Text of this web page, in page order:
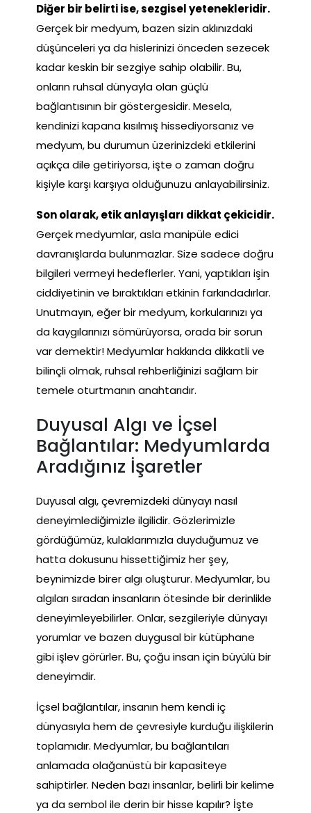
Diğer bir belirti ise, sezgisel yetenekleridir.
Gerçek bir medyum, bazen sizin aklınızdaki
düşünceleri ya da hislerinizi önceden sezecek
kadar keskin bir sezgiye sahip olabilir. Bu,
onların ruhsal dünyayla olan güçlü
bağlantısının bir göstergesidir. Mesela,
kendinizi kapana kısılmış hissediyorsanız ve
medyum, bu durumun üzerinizdeki etkilerini
açıkça dile getiriyorsa, işte o zaman doğru
kişiyle karşı karşıya olduğunuzu anlayabilirsiniz.
Son olarak, etik anlayışları dikkat çekicidir.
Gerçek medyumlar, asla manipüle edici
davranışlarda bulunmazlar. Size sadece doğru
bilgileri vermeyi hedeflerler. Yani, yaptıkları işin
ciddiyetinin ve bıraktıkları etkinin farkındadırlar.
Unutmayın, eğer bir medyum, korkularınızı ya
da kaygılarınızı sömürüyorsa, orada bir sorun
var demektir! Medyumlar hakkında dikkatli ve
bilinçli olmak, ruhsal rehberliğinizi sağlam bir
temele oturtmanın anahtarıdır.
Duyusal Algı ve İçsel
Bağlantılar: Medyumlarda
Aradığınız İşaretler
Duyusal algı, çevremizdeki dünyayı nasıl
deneyimlediğimizle ilgilidir. Gözlerimizle
gördüğümüz, kulaklarımızla duyduğumuz ve
hatta dokusunu hissettiğimiz her şey,
beynimizde birer algı oluşturur. Medyumlar, bu
algıları sıradan insanların ötesinde bir derinlikle
deneyimleyebilirler. Onlar, sezgileriyle dünyayı
yorumlar ve bazen duygusal bir kütüphane
gibi işlev görürler. Bu, çoğu insan için büyülü bir
deneyimdir.
İçsel bağlantılar, insanın hem kendi iç
dünyasıyla hem de çevresiyle kurduğu ilişkilerin
toplamıdır. Medyumlar, bu bağlantıları
anlamada olağanüstü bir kapasiteye
sahiptirler. Neden bazı insanlar, belirli bir kelime
ya da sembol ile derin bir hisse kapılır? İşte